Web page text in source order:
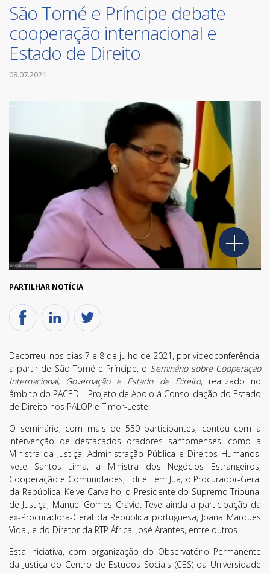
São Tomé e Príncipe debate
cooperação internacional e
Estado de Direito
08.07.2021
PARTILHAR NOTÍCIA
Decorreu, nos dias 7 e 8 de julho de 2021, por videoconferência,
a partir de São Tomé e Príncipe, o Seminário sobre Cooperação
Internacional, Governação e Estado de Direito, realizado no
âmbito do PACED – Projeto de Apoio à Consolidação do Estado
de Direito nos PALOP e Timor-Leste.
O seminário, com mais de 550 participantes, contou com a
intervenção de destacados oradores santomenses, como a
Ministra da Justiça, Administração Pública e Direitos Humanos,
Ivete Santos Lima, a Ministra dos Negócios Estrangeiros,
Cooperação e Comunidades, Edite Tem Jua, o Procurador-Geral
da República, Kelve Carvalho, o Presidente do Supremo Tribunal
de Justiça, Manuel Gomes Cravid. Teve ainda a participação da
ex-Procuradora-Geral da República portuguesa, Joana Marques
Vidal, e do Diretor da RTP África, José Arantes, entre outros.
Esta iniciativa, com organização do Observatório Permanente
da Justiça do Centro de Estudos Sociais (CES) da Universidade